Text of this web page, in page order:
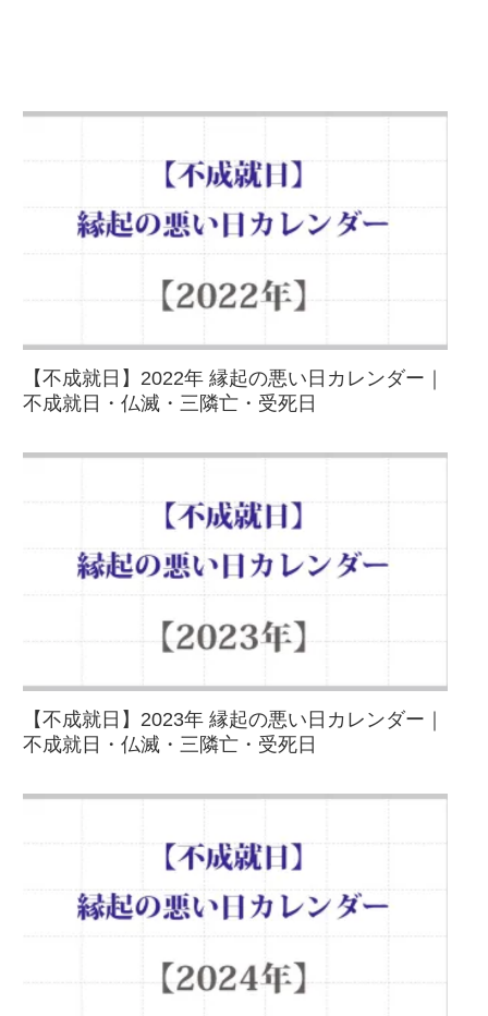
【不成就日】2022年 縁起の悪い日カレンダー｜
不成就日・仏滅・三隣亡・受死日
【不成就日】2023年 縁起の悪い日カレンダー｜
不成就日・仏滅・三隣亡・受死日